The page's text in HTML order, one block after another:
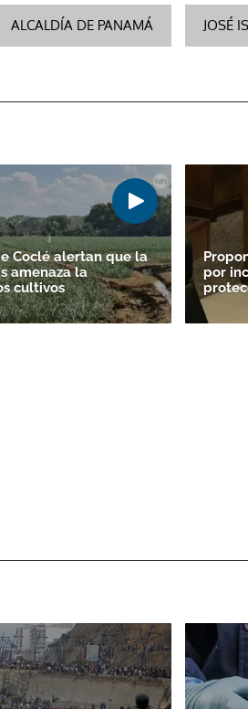
ALCALDÍA DE PANAMÁ JOSÉ
Coclé alertan que la
amenaza la
cultivos
por